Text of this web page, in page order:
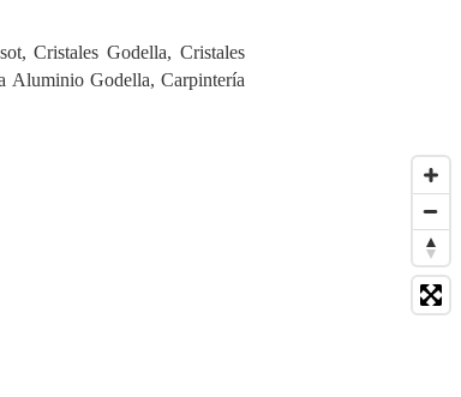
Cristales Godella, Cristales
Aluminio Godella, Carpintería